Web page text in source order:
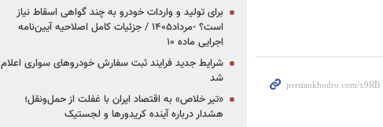
برای تولید و واردات خودرو به چند گواهی اسقاط نیاز
است؟ -مرداد۱۴۰۵ / جزئیات کامل اصلاحیه آیین‌نامه
اجرایی ماده ۱۰
شرایط جدید فرایند ثبت سفارش خودروهای سواری اعلام
شد
«تیر خلاص» به اقتصاد ایران با غفلت از حمل‌ونقل؛
هشدار درباره آینده کریدورها و لجستیک